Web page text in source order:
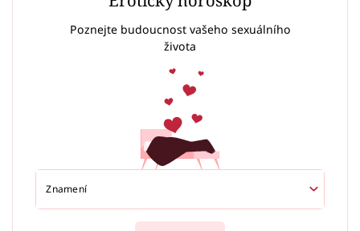
Poznejte budoucnost vašeho sexuálního
života